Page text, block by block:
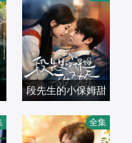
段先生的小保姆甜
国产剧
全集